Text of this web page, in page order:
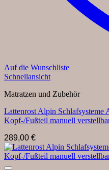
Auf die Wunschliste
Schnellansicht
Matratzen und Zubehör
Lattenrost Alpin
Kopf-/Fußteil manuell
289,00 €